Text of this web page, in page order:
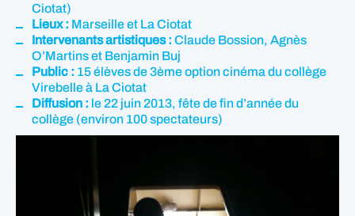
Ciotat)
Lieux : Marseille et La Ciotat
Intervenants artistiques : Claude Bossion, Agnès
O’Martins et Benjamin Buj
Public : 15 élèves de 3ème option cinéma du collège
Virebelle à La Ciotat
Diffusion : le 22 juin 2013, fête de fin d’année du
collège (environ 100 spectateurs)